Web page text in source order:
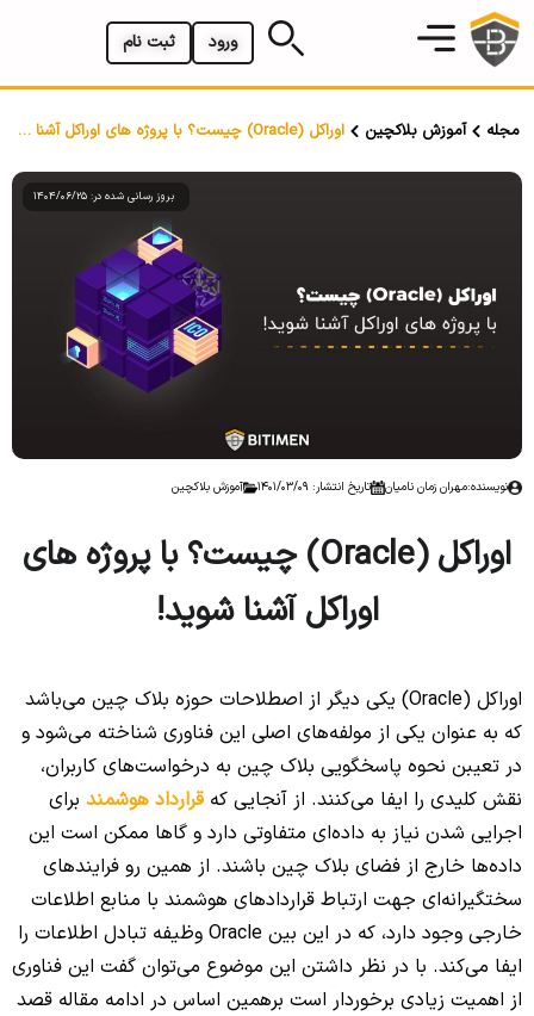
ثبت نام ورود
مجله آموزش بلاکچین اوراکل (Oracle) چیست؟ با پروژه های اوراکل آشنا شوید!
بروز رسانی شده در: 1404/06/25
نویسنده:مهران زمان نامیان تاریخ انتشار: 1401/03/09 آموزش بلاکچین
اوراکل (Oracle) چیست؟ با پروژه های
اوراکل آشنا شوید!
اوراکل (Oracle) یکی دیگر از اصطلاحات حوزه بلاک چین می‌باشد
که به عنوان یکی از مولفه‌های اصلی این فناوری شناخته می‌شود و
در تعیبن نحوه پاسخگویی بلاک چین به درخواست‌های کاربران،
نقش کلیدی را ایفا می‌کنند. از آنجایی که قرارداد هوشمند برای
اجرایی شدن نیاز به داده‌ای متفاوتی دارد و گاها ممکن است این
داده‌ها خارج از فضای بلاک چین باشند. از همین رو فرایندهای
سختگیرانه‌ای جهت ارتباط قراردادهای هوشمند با منابع اطلاعات
خارجی وجود دارد، که در این بین Oracle وظیفه تبادل اطلاعات را
ایفا می‌کند. با در نظر داشتن این موضوع می‌توان گفت این فناوری
از اهمیت زیادی برخوردار است برهمین اساس در ادامه مقاله قصد